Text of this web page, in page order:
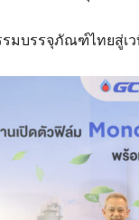
มบรรจุภัณฑ์ไทยสู่เ